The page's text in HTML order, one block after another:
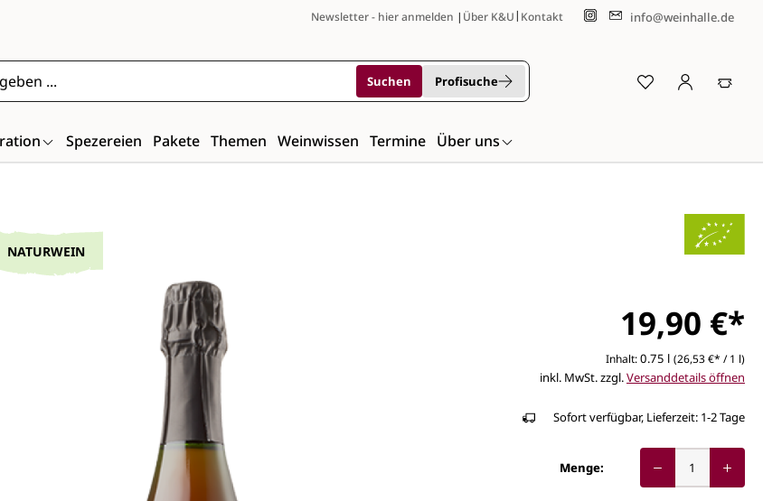
Newsletter - hier anmelden | Über K&U| Kontakt info@weinhalle.de
Suchen Profisuche
Spezereien Pakete Themen Weinwissen Termine Über uns
überspringen
NATURWEIN
19,90 €*
Inhalt:0.75 l (26,53 €* / 1 l)
inkl. MwSt. zzgl.Versanddetails öffnen
Sofort verfügbar, Lieferzeit: 1-2 Tage
Menge: